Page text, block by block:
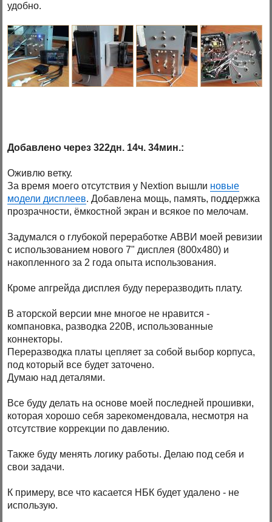
удобно.
Добавлено через 322дн. 14ч. 34мин.:
Оживлю ветку.
За время моего отсутствия у Nextion вышли новые
модели дисплеев. Добавлена мощь, память, поддержка
прозрачности, ёмкостной экран и всякое по мелочам.
Задумался о глубокой переработке АВВИ моей ревизии
с использованием нового 7" дисплея (800х480) и
накопленного за 2 года опыта использования.
Кроме апгрейда дисплея буду переразводить плату.
В аторской версии мне многое не нравится -
компановка, разводка 220В, использованные
коннекторы.
Переразводка платы цепляет за собой выбор корпуса,
под который все будет заточено.
Думаю над деталями.
Все буду делать на основе моей последней прошивки,
которая хорошо себя зарекомендовала, несмотря на
отсутствие коррекции по давлению.
Также буду менять логику работы. Делаю под себя и
свои задачи.
К примеру, все что касается НБК будет удалено - не
использую.